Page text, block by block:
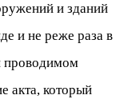
и зданий
и не реже раза в
проводимом
акта, который